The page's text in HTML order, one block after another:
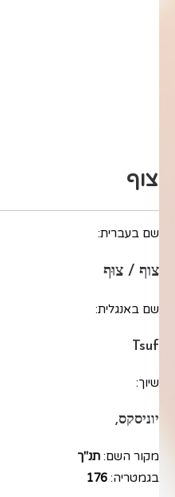
צוף
שם בעברית:
צוף / צוּף
שם באנגלית:
Tsuf
שיוך:
יוניסקס,
מקור השם: תנ"ך
בגמטריה: 176